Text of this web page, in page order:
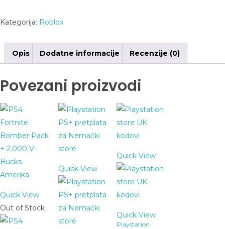
Kategorija: Roblox
Opis Dodatne informacije Recenzije (0)
Povezani proizvodi
Quick View
Out of Stock
Quick View
Quick View
Quick View
Playstation